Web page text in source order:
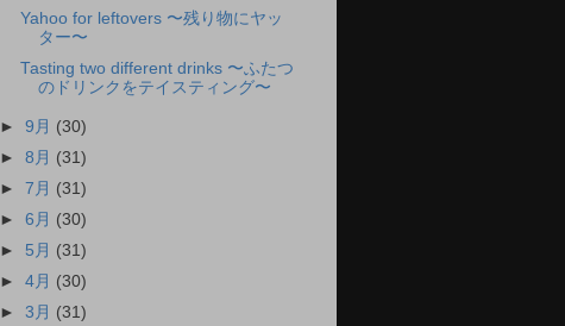
Yahoo for leftovers 〜残り物にヤッ
ター〜
Tasting two different drinks 〜ふたつ
のドリンクをテイスティング〜
►9月 (30)
►8月 (31)
►7月 (31)
►6月 (30)
► 5月 (31)
►4月 (30)
►3月 (31)